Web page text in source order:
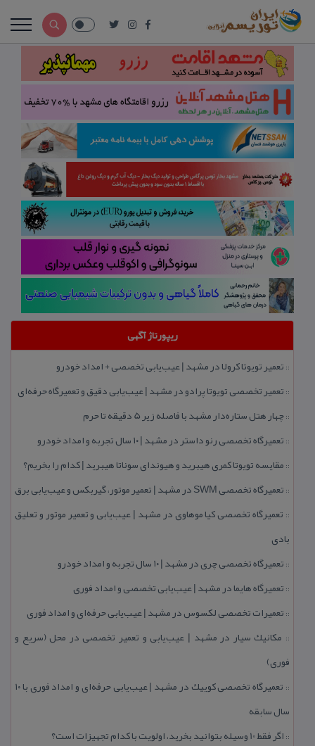
ریپورتاژ آگهی
:: تعمیر تویوتا كرولا در مشهد | عیب‌یابی تخصصی + امداد خودرو
:: تعمیر تخصصی تویوتا پرادو در مشهد | عیب‌یابی دقیق و تعمیرگاه حرفه‌ای
::چهار هتل‌ ستاره‌دار مشهد با فاصله زیر 5 دقیقه تا حرم
:: تعمیرگاه تخصصی رنو داستر در مشهد | ۱۰ سال تجربه و امداد خودرو
:: مقایسه تویوتا كمری هیبرید و هیوندای سوناتا هیبرید | كدام را بخریم؟
:: تعمیرگاه تخصصی SWM در مشهد | تعمیر موتور، گیربكس و عیب‌یابی برق
:: تعمیرگاه تخصصی كیا موهاوی در مشهد | عیب‌یابی و تعمیر موتور و تعلیق
بادی
:: تعمیرگاه تخصصی چری در مشهد | ۱۰ سال تجربه و امداد خودرو
:: تعمیرگاه هایما در مشهد | عیب‌یابی تخصصی و امداد فوری
:: تعمیرات تخصصی لكسوس در مشهد | عیب‌یابی حرفه‌ای و امداد فوری
:: مكانیك سیار در مشهد | عیب‌یابی و تعمیر تخصصی در محل (سریع و
فوری)
::
تعمیرگاه تخصصی كوییك در مشهد | عیب‌یابی حرفه‌ای و امداد فوری با ۱۰
سال سابقه
:: اگر فقط 10 وسیله بتوانید بخرید، اولویت با كدام تجهیزات است؟